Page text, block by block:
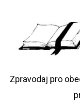
Zpravodaj pro